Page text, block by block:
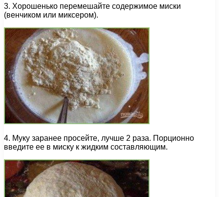
3. Хорошенько перемешайте содержимое миски
(венчиком или миксером).
4. Муку заранее просейте, лучше 2 раза. Порционно
введите ее в миску к жидким составляющим.